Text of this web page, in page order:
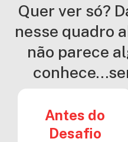
Quer ver só?
nesse quadro
não parece
Antes do
Desafio